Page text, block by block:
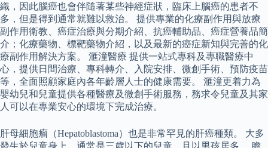
織，因此腦癌也會伴隨著某些神經症狀，臨床上腦癌的患者不
多，但是得到通常就難以救治。 提供專業的化療副作用與放療
副作用衛教、癌症治療與分期介紹、抗癌輔助品、癌症營養品簡
介；化療藥物、標靶藥物介紹，以及最新的癌症新知與完善的化
療副作用解決方案。 滙潼醫療 提供一站式專科及專職醫療中
心，提供日間治療、專科轉介、入院安排、微創手術、預防疫苗
等，全面照顧家庭內各年齡層人士的健康需要。 滙潼更着力為
嬰幼兒和兒童提供各種醫療及微創手術服務，務求令兒童及其家
人可以在專業安心的環境下完成治療。
肝母細胞瘤（Hepatoblastoma）也是非常罕見的肝癌種類。 大多